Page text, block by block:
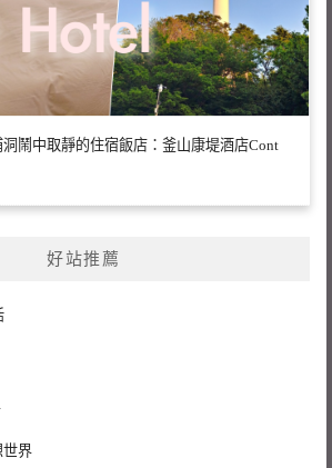
鬧中取靜的住宿飯店：釜山康堤酒店Cont
好站推薦
世界